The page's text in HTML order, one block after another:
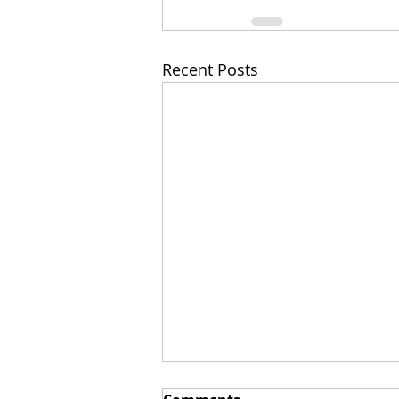
Recent Posts